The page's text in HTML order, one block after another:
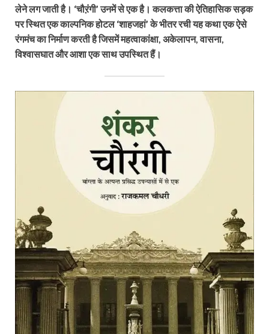
लेने लग जाती है। ‘चौऱंगी’ उनमें से एक है। कलकत्ता की ऐतिहासिक सड़क
पर स्थित एक काल्पनिक होटल ‘शाहजहां’ के भीतर रची यह कथा एक ऐसे
रंगमंच का निर्माण करती है जिसमें महत्वाकांक्षा, अकेलापन, वासना,
विश्वासघात और आशा एक साथ उपस्थित हैं।